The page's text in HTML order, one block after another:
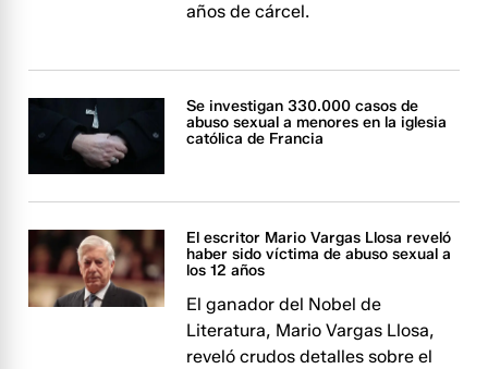
años de cárcel.
Se investigan 330.000 casos de
abuso sexual a menores en la iglesia
católica de Francia
El escritor Mario Vargas Llosa reveló
haber sido víctima de abuso sexual a
los 12 años
El ganador del Nobel de
Literatura, Mario Vargas Llosa,
reveló crudos detalles sobre el